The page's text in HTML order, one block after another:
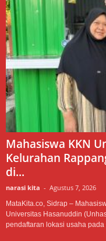
Mahasiswa KKN
Kelurahan
di...
narasi kita - Agustus 7, 2026
MataKita.co, Sidrap –
Universitas Hasanuddin
pendaftaran lokasi usaha pada